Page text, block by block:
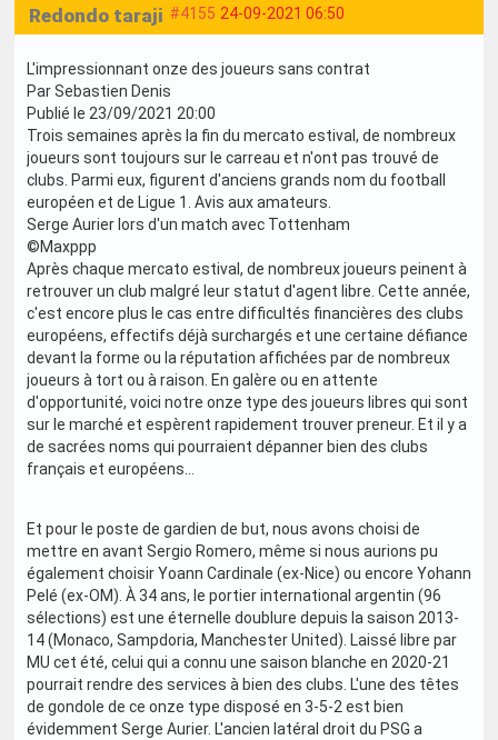
#4155 24-09-2021 06:50
Redondo taraji
L'impressionnant onze des joueurs sans contrat
Par Sebastien Denis
Publié le 23/09/2021 20:00
Trois semaines après la fin du mercato estival, de nombreux
joueurs sont toujours sur le carreau et n'ont pas trouvé de
clubs. Parmi eux, figurent d'anciens grands nom du football
européen et de Ligue 1. Avis aux amateurs.
Serge Aurier lors d'un match avec Tottenham
©Maxppp
Après chaque mercato estival, de nombreux joueurs peinent à
retrouver un club malgré leur statut d'agent libre. Cette année,
c'est encore plus le cas entre difficultés financières des clubs
européens, effectifs déjà surchargés et une certaine défiance
devant la forme ou la réputation affichées par de nombreux
joueurs à tort ou à raison. En galère ou en attente
d'opportunité, voici notre onze type des joueurs libres qui sont
sur le marché et espèrent rapidement trouver preneur. Et il y a
de sacrées noms qui pourraient dépanner bien des clubs
français et européens...
Et pour le poste de gardien de but, nous avons choisi de
mettre en avant Sergio Romero, même si nous aurions pu
également choisir Yoann Cardinale (ex-Nice) ou encore Yohann
Pelé (ex-OM). À 34 ans, le portier international argentin (96
sélections) est une éternelle doublure depuis la saison 2013-
14 (Monaco, Sampdoria, Manchester United). Laissé libre par
MU cet été, celui qui a connu une saison blanche en 2020-21
pourrait rendre des services à bien des clubs. L'une des têtes
de gondole de ce onze type disposé en 3-5-2 est bien
évidemment Serge Aurier. L'ancien latéral droit du PSG a